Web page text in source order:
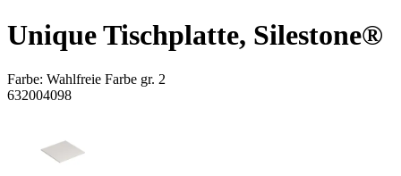
Unique Tischplatte, Silestone®
Farbe: Wahlfreie Farbe gr. 2
632004098